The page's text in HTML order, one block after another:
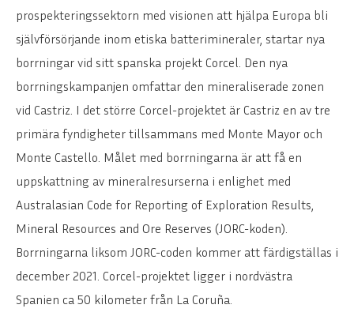
prospekteringssektorn med visionen att hjälpa Europa bli
självförsörjande inom etiska batterimineraler, startar nya
borrningar vid sitt spanska projekt Corcel. Den nya
borrningskampanjen omfattar den mineraliserade zonen
vid Castriz. I det större Corcel-projektet är Castriz en av tre
primära fyndigheter tillsammans med Monte Mayor och
Monte Castello. Målet med borrningarna är att få en
uppskattning av mineralresurserna i enlighet med
Australasian Code for Reporting of Exploration Results,
Mineral Resources and Ore Reserves (JORC-koden).
Borrningarna liksom JORC-coden kommer att färdigställas i
december 2021. Corcel-projektet ligger i nordvästra
Spanien ca 50 kilometer från La Coruña.